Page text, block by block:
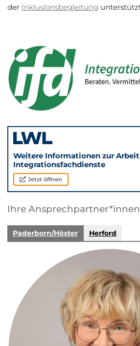
der Inklusionsbegleitung
Weitere Informationen zur
Integrationsfachdienste
Jetzt öffnen
Ihre
Paderborn/Höxter Herford